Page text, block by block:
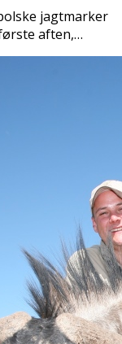
jagtmarker
aften,…